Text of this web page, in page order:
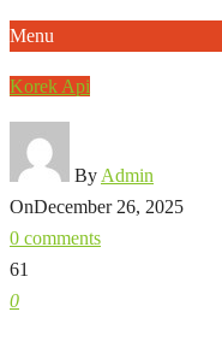
Menu
Korek Api
By Admin
OnDecember 26, 2025
0 comments
61
0